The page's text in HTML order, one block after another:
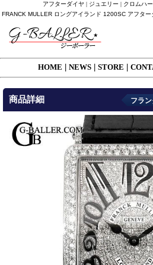
アフターダイヤ | ジュエリー | クロムハ
FRANCK MULLER ロングアイランド 1200SC アフター
HOME NEWS STORE
商品詳細 フラ